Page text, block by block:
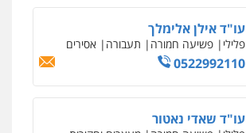
עדי כרמלי – חברת עו"ד
פלילי כלכלי עורכי דין לענייני אסירים
0525060666
גיא זהבי משרד עורכי דין